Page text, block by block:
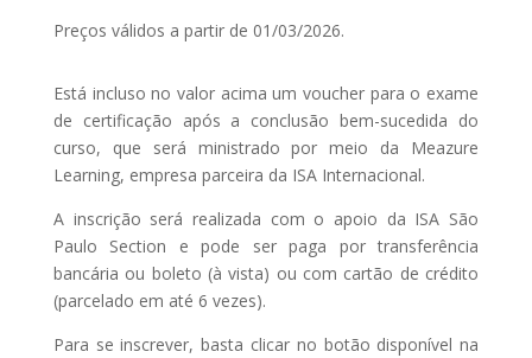
Preços válidos a partir de 01/03/2026.
Está incluso no valor acima um voucher para o exame
de certificação após a conclusão bem-sucedida do
curso, que será ministrado por meio da Meazure
Learning, empresa parceira da ISA Internacional.
A inscrição será realizada com o apoio da ISA São
Paulo Section e pode ser paga por transferência
bancária ou boleto (à vista) ou com cartão de crédito
(parcelado em até 6 vezes).
Para se inscrever, basta clicar no botão disponível na